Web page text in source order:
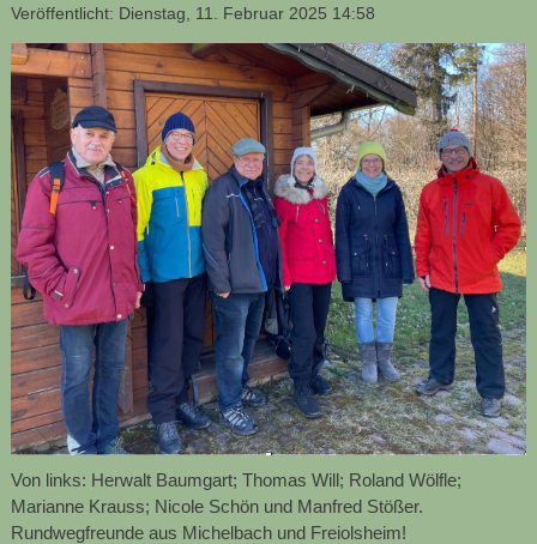
Veröffentlicht: Dienstag, 11. Februar 2025 14:58
Von links: Herwalt Baumgart; Thomas Will; Roland Wölfle;
Marianne Krauss; Nicole Schön und Manfred Stößer.
Rundwegfreunde aus Michelbach und Freiolsheim!